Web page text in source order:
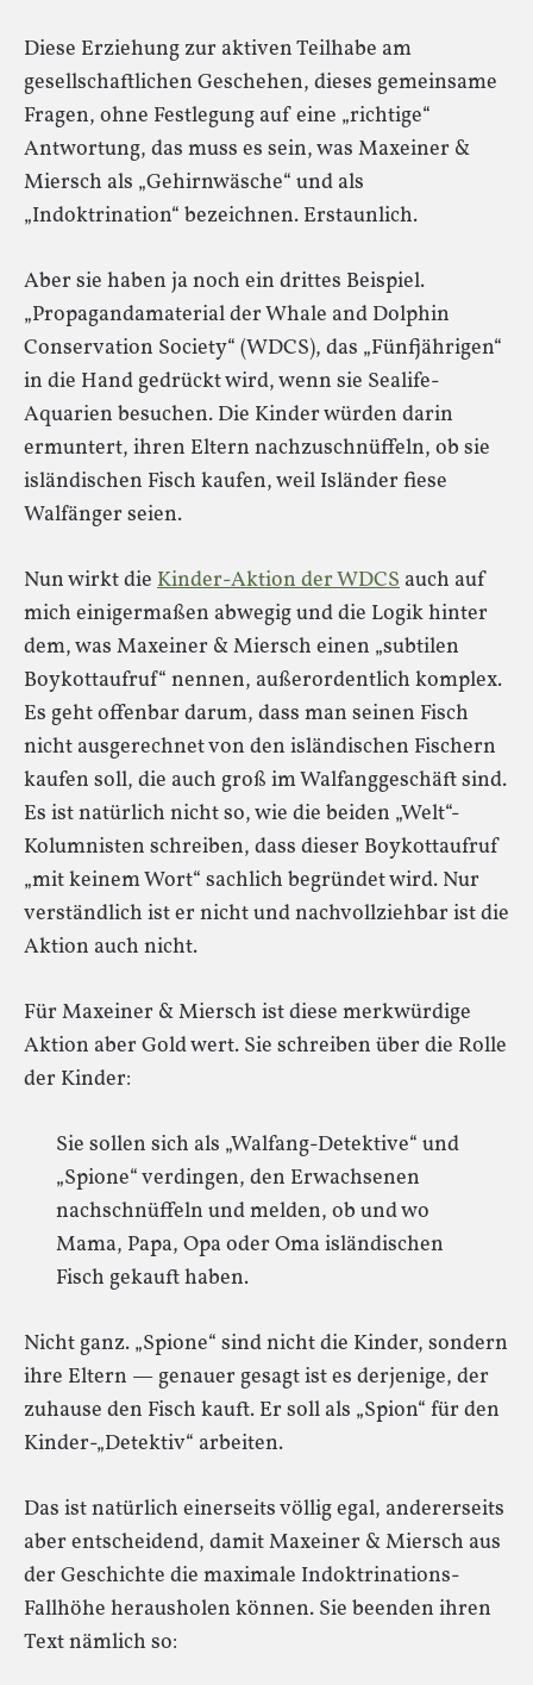
Diese Erziehung zur aktiven Teilhabe am
gesellschaftlichen Geschehen, dieses gemeinsame
Fragen, ohne Festlegung auf eine „richtige“
Antwortung, das muss es sein, was Maxeiner &
Miersch als „Gehirnwäsche“ und als
„Indoktrination“ bezeichnen. Erstaunlich.
Aber sie haben ja noch ein drittes Beispiel.
„Propagandamaterial der Whale and Dolphin
Conservation Society“ (WDCS), das „Fünfjährigen“
in die Hand gedrückt wird, wenn sie Sealife-
Aquarien besuchen. Die Kinder würden darin
ermuntert, ihren Eltern nachzuschnüffeln, ob sie
isländischen Fisch kaufen, weil Isländer fiese
Walfänger seien.
Nun wirkt die Kinder-Aktion der WDCS auch auf
mich einigermaßen abwegig und die Logik hinter
dem, was Maxeiner & Miersch einen „subtilen
Boykottaufruf“ nennen, außerordentlich komplex.
Es geht offenbar darum, dass man seinen Fisch
nicht ausgerechnet von den isländischen Fischern
kaufen soll, die auch groß im Walfanggeschäft sind.
Es ist natürlich nicht so, wie die beiden „Welt“-
Kolumnisten schreiben, dass dieser Boykottaufruf
„mit keinem Wort“ sachlich begründet wird. Nur
verständlich ist er nicht und nachvollziehbar ist die
Aktion auch nicht.
Für Maxeiner & Miersch ist diese merkwürdige
Aktion aber Gold wert. Sie schreiben über die Rolle
der Kinder:
Sie sollen sich als „Walfang-Detektive“ und
„Spione“ verdingen, den Erwachsenen
nachschnüffeln und melden, ob und wo
Mama, Papa, Opa oder Oma isländischen
Fisch gekauft haben.
Nicht ganz. „Spione“ sind nicht die Kinder, sondern
ihre Eltern — genauer gesagt ist es derjenige, der
zuhause den Fisch kauft. Er soll als „Spion“ für den
Kinder-„Detektiv“ arbeiten.
Das ist natürlich einerseits völlig egal, andererseits
aber entscheidend, damit Maxeiner & Miersch aus
der Geschichte die maximale Indoktrinations-
Fallhöhe herausholen können. Sie beenden ihren
Text nämlich so: